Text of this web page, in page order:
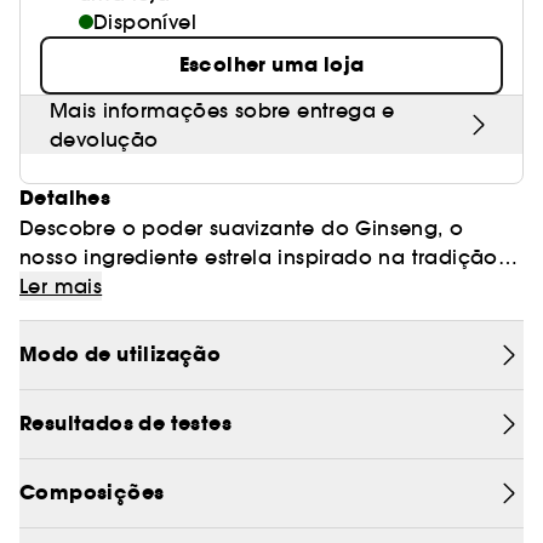
Disponível
Escolher uma loja
Mais informações sobre entrega e
devolução
Detalhes
Descobre o poder suavizante do Ginseng, o
nosso ingrediente estrela inspirado na tradição
coreana, tão eficaz como o retinol(1) num
contorno de olhos altamente concentrado. Em
apenas 3 minutos(2), alisa visivelmente as rídulas,
e em 14 dias(2), as rugas são duradouramente
Enriquecida com cafeína, a sua fórmula
combate as olheiras e os papos para um olhar
visivelmente mais fresco, dia após dia.
Ler mais
Modo de utilização
Resultados de testes
Composições